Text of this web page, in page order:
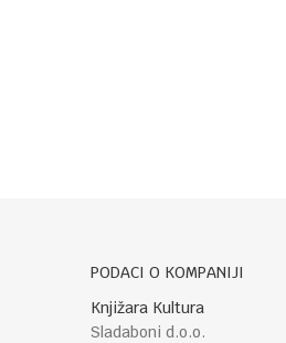
PODACI O KOMPANIJI
Knjižara Kultura
Sladaboni d.o.o.